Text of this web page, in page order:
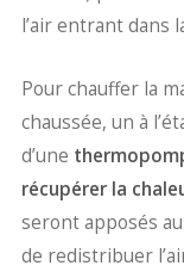
l’air entrant dans
Pour chauffer la
chaussée, un à
d’une
récupérer la
seront apposés au
de redistribuer